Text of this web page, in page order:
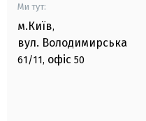
Ми тут:
м.Київ,
вул. Володимирська
61/11, офіс 50